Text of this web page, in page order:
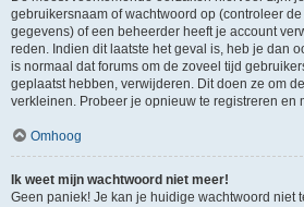
gebruikersnaam of wachtwoord op (controleer
gegevens) of een beheerder heeft je account
reden. Indien dit laatste het geval is, heb je dan
is normaal dat forums om de zoveel tijd
geplaatst hebben, verwijderen. Dit doen ze om
verkleinen. Probeer je opnieuw te registreren en
Omhoog
Ik weet mijn wachtwoord niet meer!
Geen paniek! Je kan je huidige wachtwoord niet